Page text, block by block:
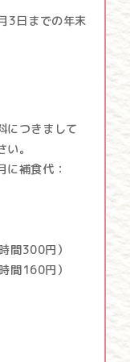
3日までの年末
につきまして
。
補食代：
間300円）
間160円）